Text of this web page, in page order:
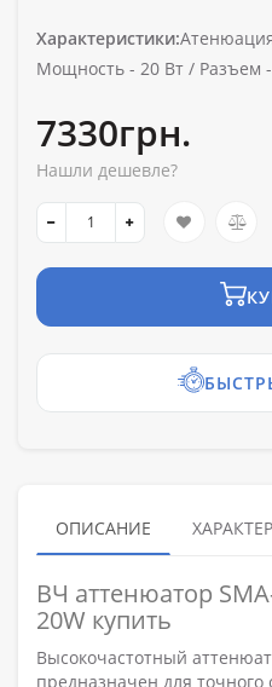
Характеристики:
Мощность - 20 Вт / Разъем -
7330грн.
Нашли дешевле?
ОПИСАНИЕ
ВЧ аттенюатор
20W купить
Высокочастотный
предназначен для